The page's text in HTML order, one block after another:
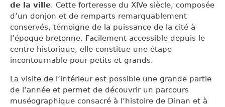
de la ville. Cette forteresse du XIVe siècle, composée
d’un donjon et de remparts remarquablement
conservés, témoigne de la puissance de la cité à
l’époque bretonne. Facilement accessible depuis le
centre historique, elle constitue une étape
incontournable pour petits et grands.
La visite de l’intérieur est possible une grande partie
de l’année et permet de découvrir un parcours
muséographique consacré à l’histoire de Dinan et à